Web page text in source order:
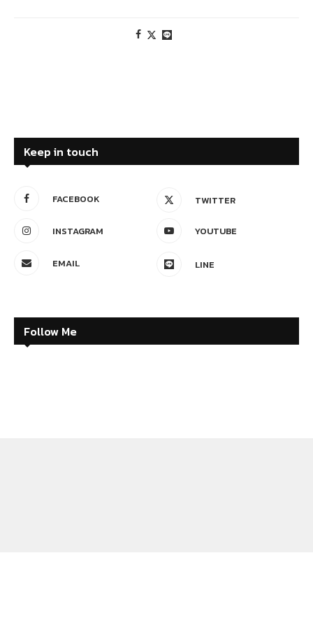
Keep in touch
FACEBOOK TWITTER
INSTAGRAM YOUTUBE
EMAIL LINE
Follow Me